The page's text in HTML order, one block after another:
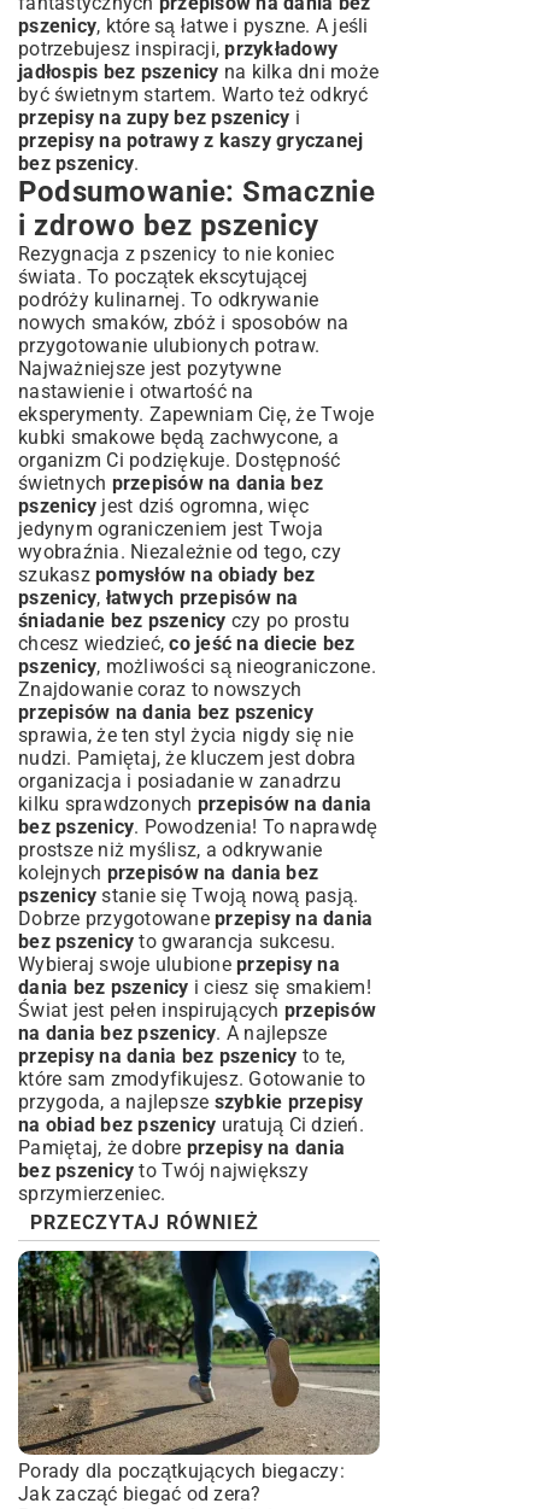
pszenicy, które są łatwe i pyszne. A jeśli
potrzebujesz inspiracji,przykładowy
jadłospis bez pszenicy na kilka dni może
być świetnym startem. Warto też odkryć
przepisy na zupy bez pszenicy i
przepisy na potrawy z kaszy gryczanej
bez pszenicy.
Podsumowanie: Smacznie
i zdrowo bez pszenicy
Rezygnacja z pszenicy to nie koniec
świata. To początek ekscytującej
podróży kulinarnej. To odkrywanie
nowych smaków, zbóż i sposobów na
przygotowanie ulubionych potraw.
Najważniejsze jest pozytywne
nastawienie i otwartość na
eksperymenty. Zapewniam Cię, że Twoje
kubki smakowe będą zachwycone, a
organizm Ci podziękuje. Dostępność
świetnych przepisów na dania bez
pszenicy jest dziś ogromna, więc
jedynym ograniczeniem jest Twoja
wyobraźnia. Niezależnie od tego, czy
szukasz pomysłów na obiady bez
pszenicy, łatwych przepisów na
śniadanie bez pszenicy czy po prostu
chcesz wiedzieć,co jeść na diecie bez
pszenicy, możliwości są nieograniczone.
Znajdowanie coraz to nowszych
przepisów na dania bez pszenicy
sprawia, że ten styl życia nigdy się nie
nudzi. Pamiętaj, że kluczem jest dobra
organizacja i posiadanie w zanadrzu
kilku sprawdzonych przepisów na dania
bez pszenicy. Powodzenia! To naprawdę
prostsze niż myślisz, a odkrywanie
kolejnych przepisów na dania bez
pszenicy stanie się Twoją nową pasją.
Dobrze przygotowane przepisy na dania
bez pszenicy to gwarancja sukcesu.
Wybieraj swoje ulubione przepisy na
dania bez pszenicy i ciesz się smakiem!
Świat jest pełen inspirujących przepisów
na dania bez pszenicy. A najlepsze
przepisy na dania bez pszenicy to te,
które sam zmodyfikujesz. Gotowanie to
przygoda, a najlepsze szybkie przepisy
na obiad bez pszenicy uratują Ci dzień.
Pamiętaj, że dobre przepisy na dania
bez pszenicy to Twój największy
sprzymierzeniec.
PRZECZYTAJ RÓWNIEŻ
Porady dla początkujących biegaczy:
Jak zacząć biegać od zera?